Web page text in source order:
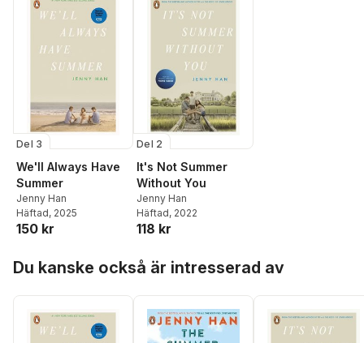
Del 3
We'll Always Have
Summer
Jenny Han
Häftad, 2025
150 kr
Del 2
It's Not Summer
Without You
Jenny Han
Häftad, 2022
118 kr
Du kanske också är intresserad av